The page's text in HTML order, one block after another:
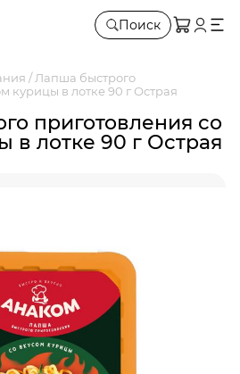
Поиск
Лапша быстрого
курицы в лотке 90 г Острая
приготовления со
в лотке 90 г Острая